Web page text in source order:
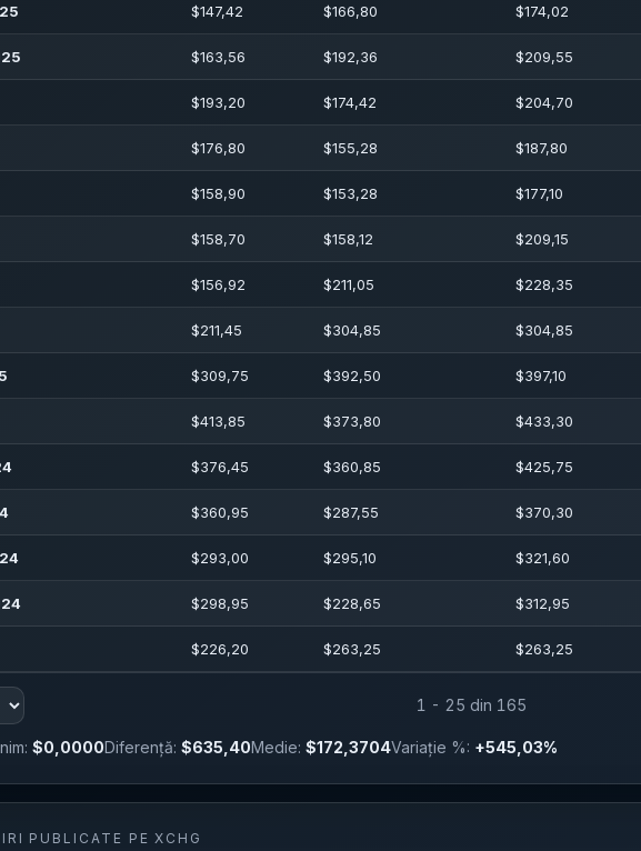
$147,42 $166,80 $174,02
$163,56 $192,36 $209,55
$193,20 $174,42 $204,70
$176,80 $155,28 $187,80
$158,90 $153,28 $177,10
$158,70 $158,12 $209,15
$156,92 $211,05 $228,35
$211,45 $304,85 $304,85
$309,75 $392,50 $397,10
$413,85 $373,80 $433,30
$376,45 $360,85 $425,75
$360,95 $287,55 $370,30
$293,00 $295,10 $321,60
$298,95 $228,65 $312,95
$226,20 $263,25 $263,25
1 - 25 din 165
$0,0000Diferență: $635,40Medie: $172,3704Variație %: +545,03%
PUBLICATE PE XCHG